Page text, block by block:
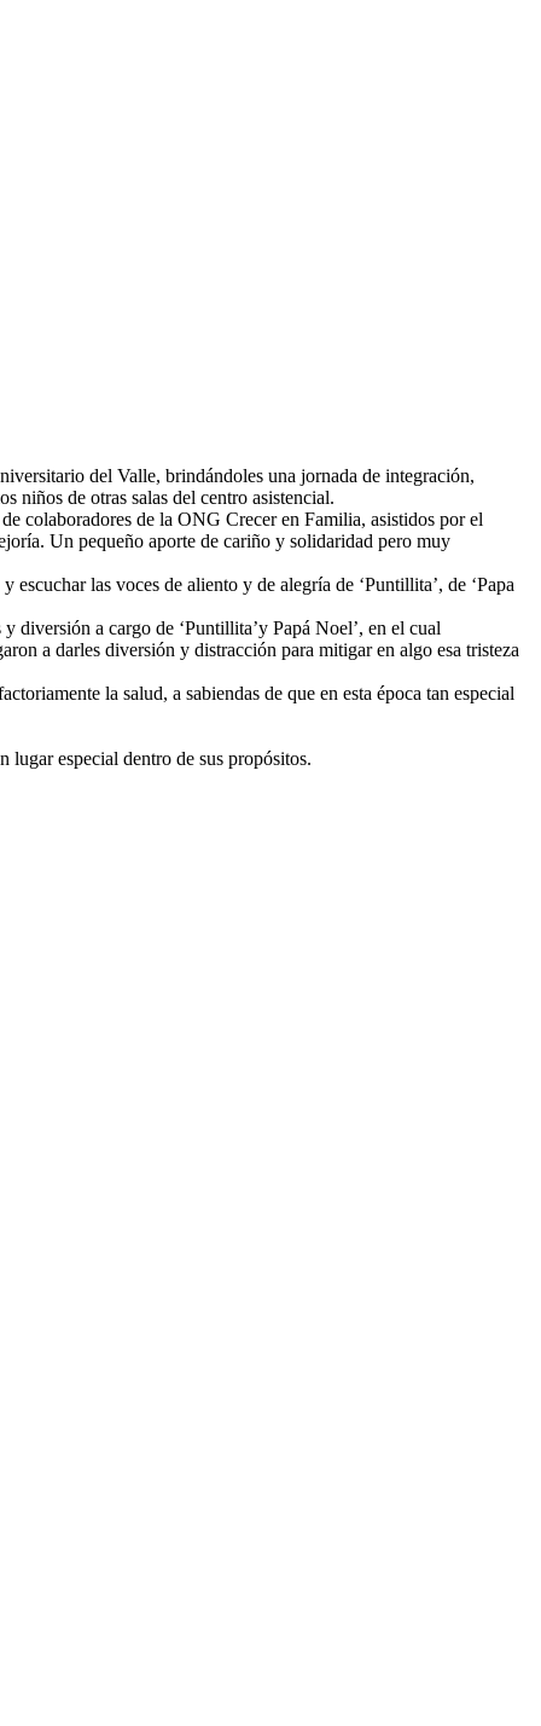
del Valle, brindándoles una jornada de integración,
niños de otras salas del centro asistencial.
colaboradores de la ONG Crecer en Familia, asistidos por el
Un pequeño aporte de cariño y solidaridad pero muy
las voces de aliento y de alegría de ‘Puntillita’, de ‘Papa
diversión a cargo de ‘Puntillita’y Papá Noel’, en el cual
a darles diversión y distracción para mitigar en algo esa tristeza
la salud, a sabiendas de que en esta época tan especial
especial dentro de sus propósitos.